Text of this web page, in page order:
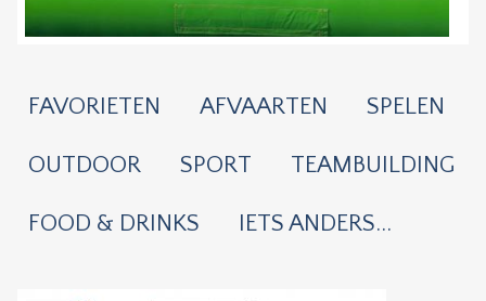
FAVORIETEN AFVAARTEN SPELEN
OUTDOOR SPORT TEAMBUILDING
FOOD & DRINKS IETS ANDERS...